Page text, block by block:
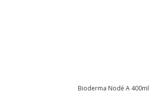
Bioderma Nodé A 400ml